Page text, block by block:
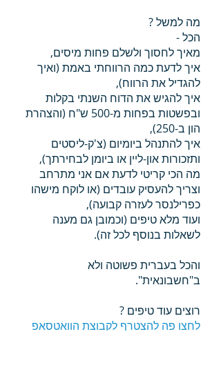
מה למשל ?
הכל -
מאיך לחסוך ולשלם פחות מיסים,
איך לדעת כמה הרווחתי באמת (ואיך
להגדיל את הרווח),
איך להגיש את הדוח השנתי בקלות
ובפשטות בפחות מ-500 ש"ח (והצהרת
הון ב-250),
איך להתנהל ביומיום (צ'ק-ליסטים
ותזכורות און-ליין או ביומן לבחירתך),
מה הכי קריטי לדעת אם אני מתרחב
וצריך להעסיק עובדים (או לוקח מישהו
כפרילנסר לעזרה קבועה),
ועוד מלא טיפים (וכמובן גם מענה
לשאלות בנוסף לכל זה).
והכל בעברית פשוטה ולא
ב"חשבונאית".
רוצים עוד טיפים ?
לחצו פה להצטרף לקבוצת הוואטסאפ